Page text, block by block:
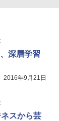
爽健美茶 ラ
9巻 (デジタル
深層学習
2016年9月21日
スから芸